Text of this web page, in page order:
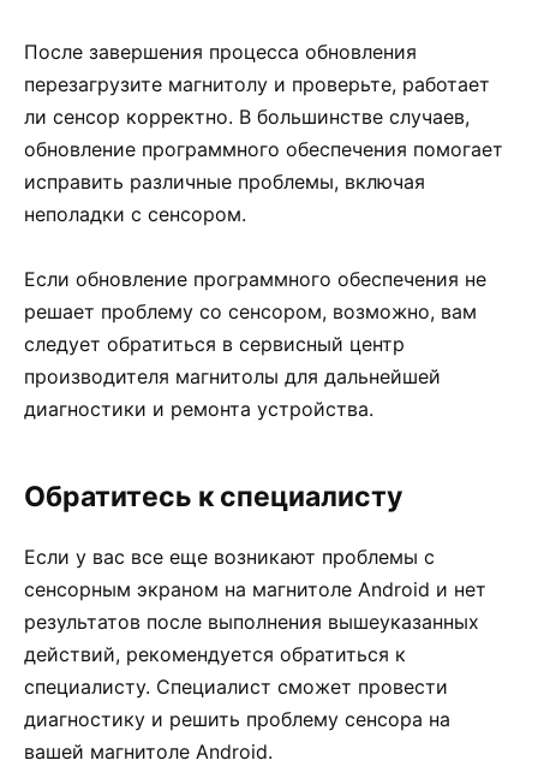
После завершения процесса обновления
перезагрузите магнитолу и проверьте, работает
ли сенсор корректно. В большинстве случаев,
обновление программного обеспечения помогает
исправить различные проблемы, включая
неполадки с сенсором.
Если обновление программного обеспечения не
решает проблему со сенсором, возможно, вам
следует обратиться в сервисный центр
производителя магнитолы для дальнейшей
диагностики и ремонта устройства.
Обратитесь к специалисту
Если у вас все еще возникают проблемы с
сенсорным экраном на магнитоле Android и нет
результатов после выполнения вышеуказанных
действий, рекомендуется обратиться к
специалисту. Специалист сможет провести
диагностику и решить проблему сенсора на
вашей магнитоле Android.